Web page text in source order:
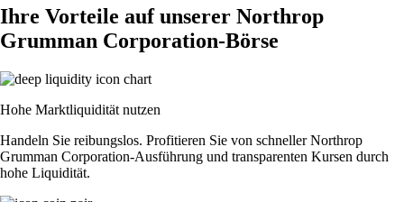
Ihre Vorteile auf unserer Northrop
Grumman Corporation-Börse
Hohe Marktliquidität nutzen
Handeln Sie reibungslos. Profitieren Sie von schneller Northrop
Grumman Corporation-Ausführung und transparenten Kursen durch
hohe Liquidität.